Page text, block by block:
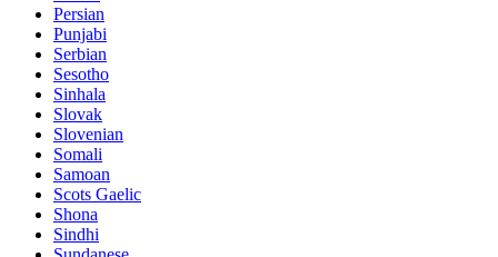
Persian
Punjabi
Serbian
Sesotho
Sinhala
Slovak
Slovenian
Somali
Samoan
Scots Gaelic
Shona
Sindhi